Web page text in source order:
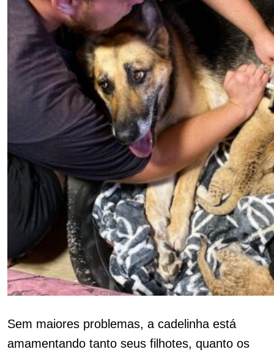
Sem maiores problemas, a cadelinha está
amamentando tanto seus filhotes, quanto os